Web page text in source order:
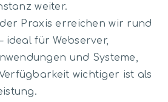
weiter.
Praxis erreichen wir rund
ideal für Webserver,
und Systeme,
wichtiger ist als